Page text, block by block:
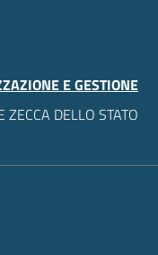
E GESTIONE
ZECCA DELLO STATO